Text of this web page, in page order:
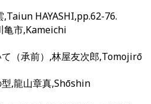
HAYASHI,pp.62-76.
亀市,Kameichi
（承前）,林屋友次郎,Tomojirō
,龍山章真,Shōshin